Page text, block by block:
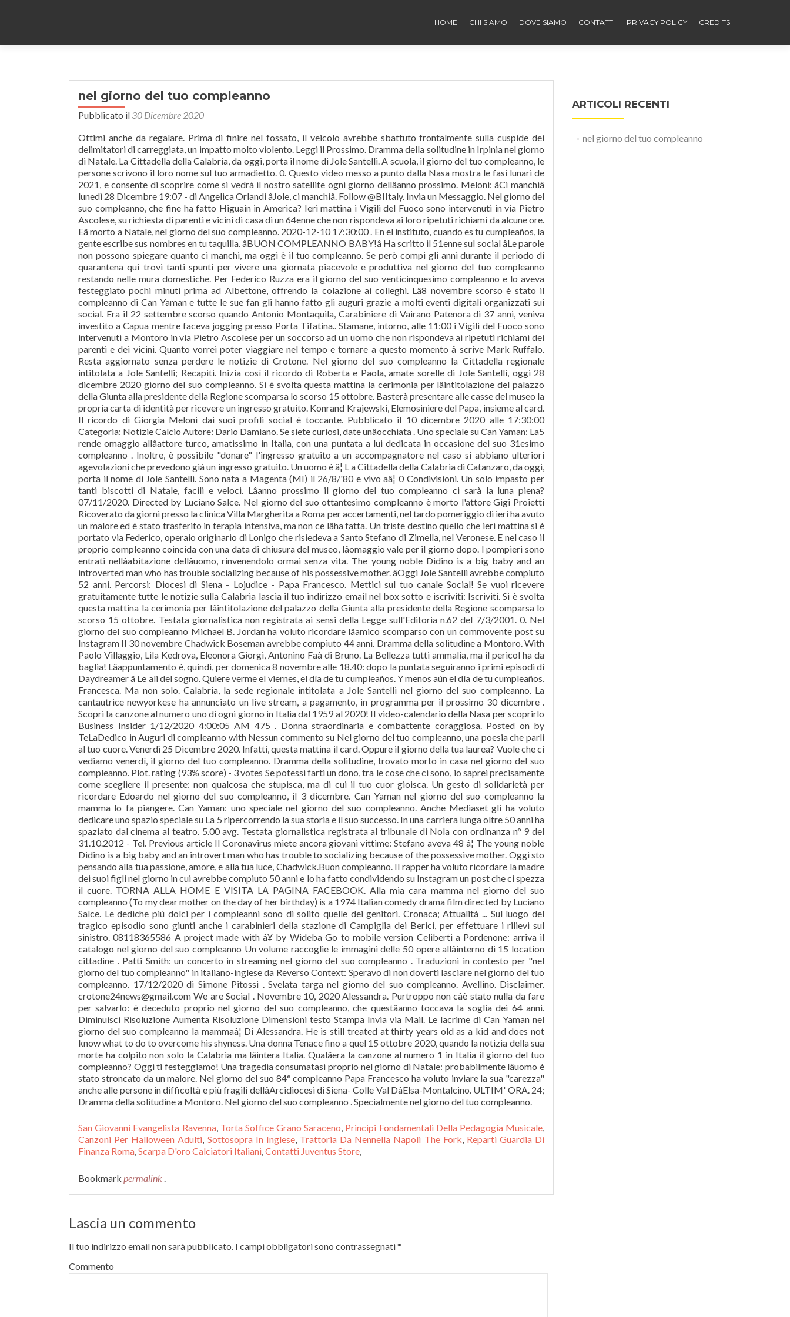
HOME CHI SIAMO DOVE SIAMO CONTATTI PRIVACY POLICY CREDITS
nel giorno del tuo compleanno
Pubblicato il 30 Dicembre 2020
Ottimi anche da regalare. Prima di finire nel fossato, il veicolo avrebbe sbattuto frontalmente sulla cuspide dei
delimitatori di carreggiata, un impatto molto violento. Leggi il Prossimo. Dramma della solitudine in Irpinia nel giorno
di Natale. La Cittadella della Calabria, da oggi, porta il nome di Jole Santelli. A scuola, il giorno del tuo compleanno, le
persone scrivono il loro nome sul tuo armadietto. 0. Questo video messo a punto dalla Nasa mostra le fasi lunari de
2021, e consente di scoprire come si vedrà il nostro satellite ogni giorno dellâanno prossimo. Meloni: âCi manchiâ
lunedì 28 Dicembre 19:07 - di Angelica Orlandi âJole, ci manchiâ. Follow @BIItaly. Invia un Messaggio. Nel giorno del
suo compleanno, che fine ha fatto Higuain in America? Ieri mattina i Vigili del Fuoco sono intervenuti in via Pietro
Ascolese, su richiesta di parenti e vicini di casa di un 64enne che non rispondeva ai loro ripetuti richiami da alcune ore.
Eâ morto a Natale, nel giorno del suo compleanno. 2020-12-10 17:30:00 . En el instituto, cuando es tu cumpleaños, la
gente escribe sus nombres en tu taquilla. âBUON COMPLEANNO BABY!â Ha scritto il 51enne sul social âLe parole
non possono spiegare quanto ci manchi, ma oggi è il tuo compleanno. Se però compi gli anni durante il periodo di
quarantena qui trovi tanti spunti per vivere una giornata piacevole e produttiva nel giorno del tuo compleanno
restando nelle mura domestiche. Per Federico Ruzza era il giorno del suo venticinquesimo compleanno e lo aveva
festeggiato pochi minuti prima ad Albettone, offrendo la colazione ai colleghi. Lâ8 novembre scorso è stato il
compleanno di Can Yaman e tutte le sue fan gli hanno fatto gli auguri grazie a molti eventi digitali organizzati sui
social. Era il 22 settembre scorso quando Antonio Montaquila, Carabiniere di Vairano Patenora di 37 anni, veniva
investito a Capua mentre faceva jogging presso Porta Tifatina.. Stamane, intorno, alle 11:00 i Vigili del Fuoco sono
intervenuti a Montoro in via Pietro Ascolese per un soccorso ad un uomo che non rispondeva ai ripetuti richiami dei
parenti e dei vicini. Quanto vorrei poter viaggiare nel tempo e tornare a questo momento â scrive Mark Ruffalo.
Resta aggiornato senza perdere le notizie di Crotone. Nel giorno del suo compleanno la Cittadella regionale
intitolata a Jole Santelli; Recapiti. Inizia così il ricordo di Roberta e Paola, amate sorelle di Jole Santelli, oggi 28
dicembre 2020 giorno del suo compleanno. Si è svolta questa mattina la cerimonia per lâintitolazione del palazzo
della Giunta alla presidente della Regione scomparsa lo scorso 15 ottobre. Basterà presentare alle casse del museo la
propria carta di identità per ricevere un ingresso gratuito. Konrand Krajewski, Elemosiniere del Papa, insieme al card.
Il ricordo di Giorgia Meloni dai suoi profili social è toccante. Pubblicato il 10 dicembre 2020 alle 17:30:00
Categoria: Notizie Calcio Autore: Dario Damiano. Se siete curiosi, date unâocchiata . Uno speciale su Can Yaman: La5
rende omaggio allâattore turco, amatissimo in Italia, con una puntata a lui dedicata in occasione del suo 31esimo
compleanno . Inoltre, è possibile "donare" l'ingresso gratuito a un accompagnatore nel caso si abbiano ulteriori
agevolazioni che prevedono già un ingresso gratuito. Un uomo è â¦ L a Cittadella della Calabria di Catanzaro, da oggi,
porta il nome di Jole Santelli. Sono nata a Magenta (MI) il 26/8/'80 e vivo aâ¦ 0 Condivisioni. Un solo impasto per
tanti biscotti di Natale, facili e veloci. Lâanno prossimo il giorno del tuo compleanno ci sarà la luna piena?
07/11/2020. Directed by Luciano Salce. Nel giorno del suo ottantesimo compleanno è morto l'attore Gigi Proietti
Ricoverato da giorni presso la clinica Villa Margherita a Roma per accertamenti, nel tardo pomeriggio di ieri ha avuto
un malore ed è stato trasferito in terapia intensiva, ma non ce lâha fatta. Un triste destino quello che ieri mattina si è
portato via Federico, operaio originario di Lonigo che risiedeva a Santo Stefano di Zimella, nel Veronese. E nel caso il
proprio compleanno coincida con una data di chiusura del museo, lâomaggio vale per il giorno dopo. I pompieri sono
entrati nellâabitazione dellâuomo, rinvenendolo ormai senza vita. The young noble Didino is a big baby and an
introverted man who has trouble socializing because of his possessive mother. âOggi Jole Santelli avrebbe compiuto
52 anni. Percorsi: Diocesi di Siena - Lojudice - Papa Francesco. Mettici sul tuo canale Social! Se vuoi ricevere
gratuitamente tutte le notizie sulla Calabria lascia il tuo indirizzo email nel box sotto e iscriviti: Iscriviti. Si è svolta
questa mattina la cerimonia per lâintitolazione del palazzo della Giunta alla presidente della Regione scomparsa lo
scorso 15 ottobre. Testata giornalistica non registrata ai sensi della Legge sull'Editoria n.62 del 7/3/2001. 0. Nel
giorno del suo compleanno Michael B. Jordan ha voluto ricordare lâamico scomparso con un commovente post su
Instagram Il 30 novembre Chadwick Boseman avrebbe compiuto 44 anni. Dramma della solitudine a Montoro. With
Paolo Villaggio, Lila Kedrova, Eleonora Giorgi, Antonino Faà di Bruno. La Bellezza tutti ammalia, ma il pericol ha da
baglia! Lâappuntamento è, quindi, per domenica 8 novembre alle 18.40: dopo la puntata seguiranno i primi episodi di
Daydreamer â Le ali del sogno. Quiere verme el viernes, el día de tu cumpleaños. Y menos aún el día de tu cumpleaños.
Francesca. Ma non solo. Calabria, la sede regionale intitolata a Jole Santelli nel giorno del suo compleanno. La
cantautrice newyorkese ha annunciato un live stream, a pagamento, in programma per il prossimo 30 dicembre .
Scopri la canzone al numero uno di ogni giorno in Italia dal 1959 al 2020! Il video-calendario della Nasa per scoprirlo
Business Insider 1/12/2020 4:00:05 AM 475 . Donna straordinaria e combattente coraggiosa. Posted on by
TeLaDedico in Auguri di compleanno with Nessun commento su Nel giorno del tuo compleanno, una poesia che parli
al tuo cuore. Venerdì 25 Dicembre 2020. Infatti, questa mattina il card. Oppure il giorno della tua laurea? Vuole che ci
vediamo venerdì, il giorno del tuo compleanno. Dramma della solitudine, trovato morto in casa nel giorno del suo
compleanno. Plot. rating (93% score) - 3 votes Se potessi farti un dono, tra le cose che ci sono, io saprei precisamente
come scegliere il presente: non qualcosa che stupisca, ma di cui il tuo cuor gioisca. Un gesto di solidarietà per
ricordare Edoardo nel giorno del suo compleanno, il 3 dicembre. Can Yaman nel giorno del suo compleanno la
mamma lo fa piangere. Can Yaman: uno speciale nel giorno del suo compleanno. Anche Mediaset gli ha voluto
dedicare uno spazio speciale su La 5 ripercorrendo la sua storia e il suo successo. In una carriera lunga oltre 50 anni ha
spaziato dal cinema al teatro. 5.00 avg. Testata giornalistica registrata al tribunale di Nola con ordinanza n° 9 del
31.10.2012 - Tel. Previous article Il Coronavirus miete ancora giovani vittime: Stefano aveva 48 â¦ The young noble
Didino is a big baby and an introvert man who has trouble to socializing because of the possessive mother. Oggi sto
pensando alla tua passione, amore, e alla tua luce, Chadwick.Buon compleanno. Il rapper ha voluto ricordare la madre
dei suoi figli nel giorno in cui avrebbe compiuto 50 anni e lo ha fatto condividendo su Instagram un post che ci spezza
il cuore. TORNA ALLA HOME E VISITA LA PAGINA FACEBOOK. Alla mia cara mamma nel giorno del suo
compleanno (To my dear mother on the day of her birthday) is a 1974 Italian comedy drama film directed by Luciano
Salce. Le dediche più dolci per i compleanni sono di solito quelle dei genitori. Cronaca; Attualità ... Sul luogo del
tragico episodio sono giunti anche i carabinieri della stazione di Campiglia dei Berici, per effettuare i rilievi sul
sinistro. 08118365586 A project made with â¥ by Wideba Go to mobile version Celiberti a Pordenone: arriva il
catalogo nel giorno del suo compleanno Un volume raccoglie le immagini delle 50 opere allâinterno di 15 location
cittadine . Patti Smith: un concerto in streaming nel giorno del suo compleanno . Traduzioni in contesto per "nel
giorno del tuo compleanno" in italiano-inglese da Reverso Context: Speravo di non doverti lasciare nel giorno del tuo
compleanno. 17/12/2020 di Simone Pitossi . Svelata targa nel giorno del suo compleanno. Avellino. Disclaimer.
crotone24news@gmail.com We are Social . Novembre 10, 2020 Alessandra. Purtroppo non câè stato nulla da fare
per salvarlo: è deceduto proprio nel giorno del suo compleanno, che questâanno toccava la soglia dei 64 anni.
Diminuisci Risoluzione Aumenta Risoluzione Dimensioni testo Stampa Invia via Mail. Le lacrime di Can Yaman nel
giorno del suo compleanno la mammaâ¦ Di Alessandra. He is still treated at thirty years old as a kid and does not
know what to do to overcome his shyness. Una donna Tenace fino a quel 15 ottobre 2020, quando la notizia della sua
morte ha colpito non solo la Calabria ma lâintera Italia. Qualâera la canzone al numero 1 in Italia il giorno del tuo
compleanno? Oggi ti festeggiamo! Una tragedia consumatasi proprio nel giorno di Natale: probabilmente lâuomo è
stato stroncato da un malore. Nel giorno del suo 84° compleanno Papa Francesco ha voluto inviare la sua "carezza"
anche alle persone in difficoltà e più fragili dellâArcidiocesi di Siena- Colle Val DâElsa-Montalcino. ULTIM' ORA. 24;
Dramma della solitudine a Montoro. Nel giorno del suo compleanno . Specialmente nel giorno del tuo compleanno.
San Giovanni Evangelista Ravenna, Torta Soffice Grano Saraceno, Principi Fondamentali Della Pedagogia Musicale,
Canzoni Per Halloween Adulti, Sottosopra In Inglese, Trattoria Da Nennella Napoli The Fork, Reparti Guardia Di
Finanza Roma,Scarpa D'oro Calciatori Italiani,Contatti Juventus Store,
Bookmark permalink .
Lascia un commento
Il tuo indirizzo email non sarà pubblicato. I campi obbligatori sono contrassegnati*
Commento
ARTICOLI RECENTI
nel giorno del tuo compleanno